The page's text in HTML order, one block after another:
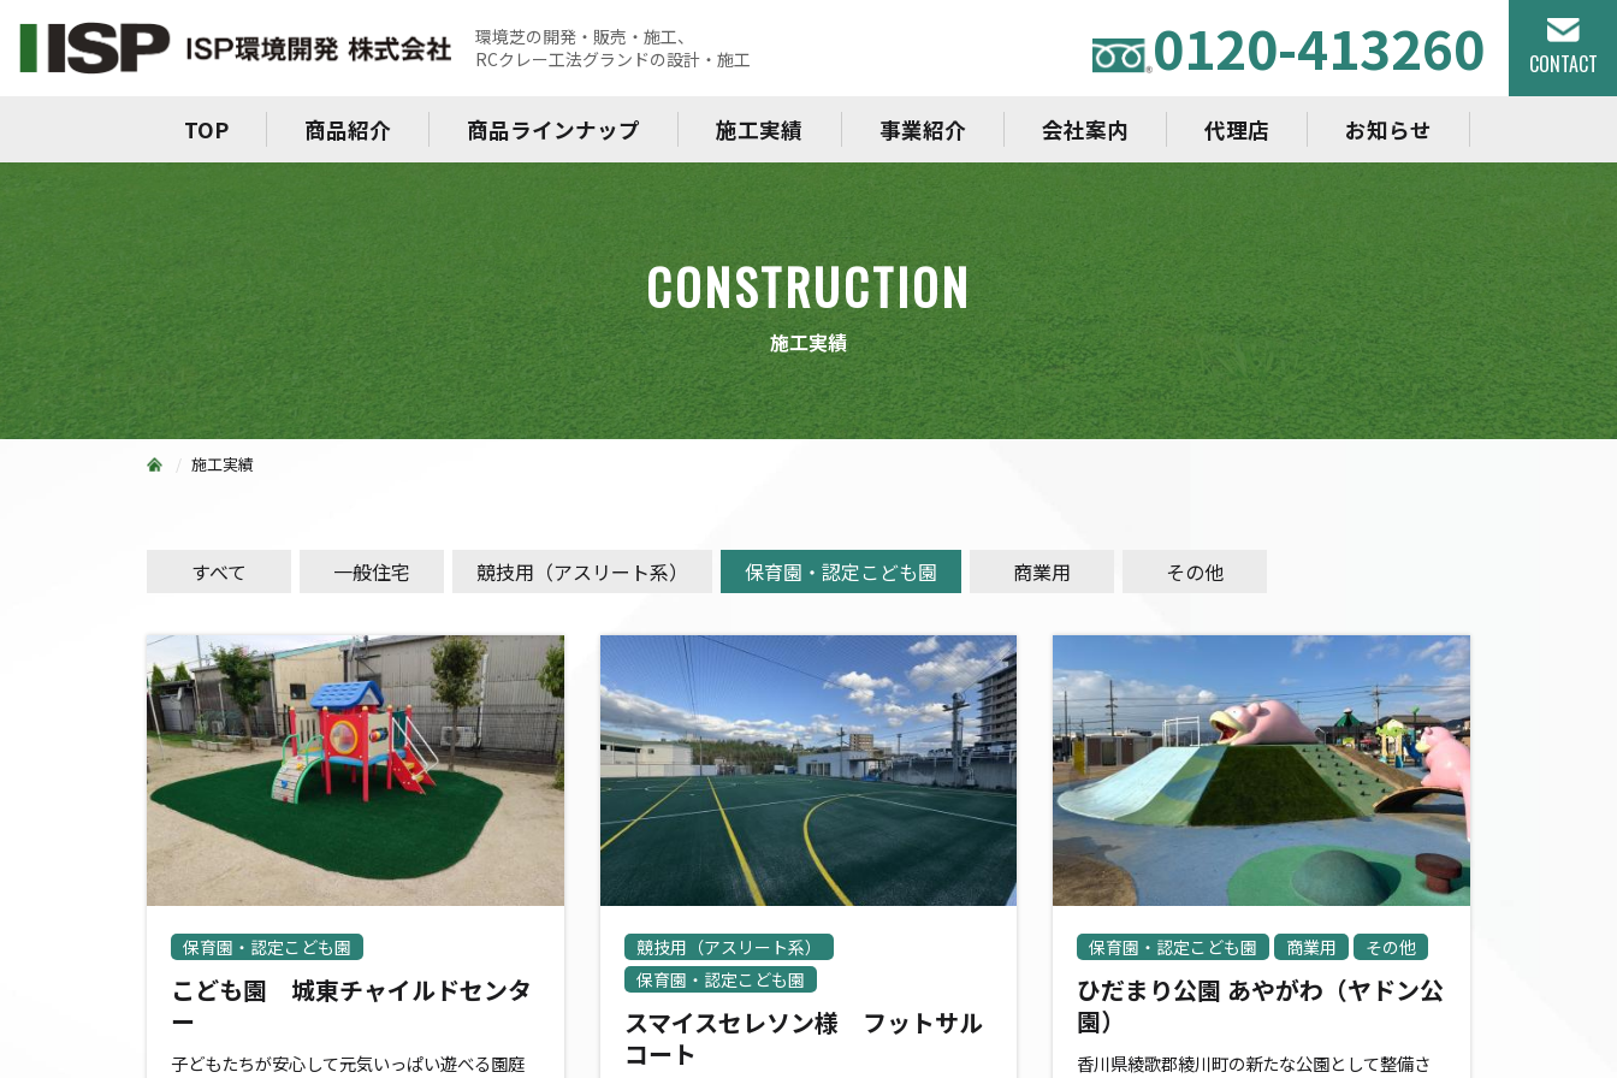
環境芝の開発・販売・施工、
RCクレー工法グランドの設計・施工
TOP 商品紹介 商品ラインナップ 施工実績 事業紹介 会社案内 代理店 お知らせ
0120-413260 CONTACT
CONSTRUCTION
施工実績
施工実績
すべて 一般住宅 競技用（アスリート系） 保育園・認定こども園 商業用 その他
保育園・認定こども園
こども園 城東チャイルドセンタ
ー
子どもたちが安心して元気いっぱい遊べる園庭
競技用（アスリート系）
保育園・認定こども園
スマイスセレソン様 フットサル
コート
保育園・認定こども園 商業用 その他
ひだまり公園 あやがわ（ヤドン公
園）
香川県綾歌郡綾川町の新たな公園として整備さ